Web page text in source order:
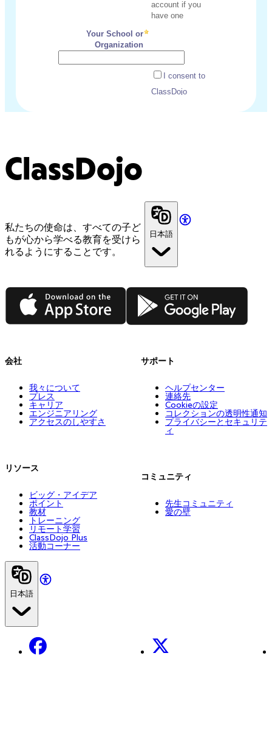
ClassDojo
私たちの使命は、すべての子ど
もが心から学べる教育を受けら
れるようにすることです。
日本語
App Store Google Play
会社
我々について
プレス
キャリア
エンジニアリング
アクセスのしやすさ
リソース
ビッグ・アイデア
ポイント
教材
トレーニング
リモート学習
ClassDojo Plus
活動コーナー
サポート
ヘルプセンター
連絡先
Cookieの設定
コレクションの透明性通知
プライバシーとセキュリテ
ィ
コミュニティ
先生コミュニティ
愛の壁
日本語
Facebook X